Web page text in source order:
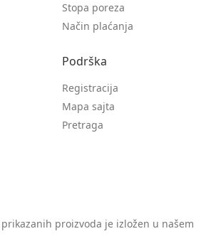
Stopa poreza
Način plaćanja
Podrška
Registracija
Mapa sajta
Pretraga
proizvoda je izložen u našem